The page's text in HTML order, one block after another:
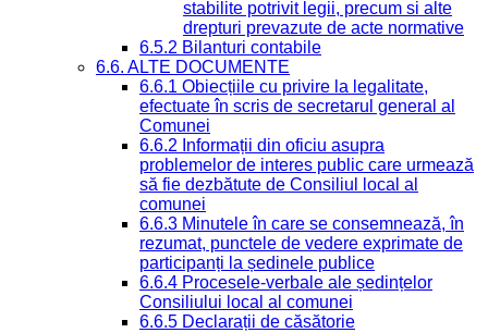
stabilite potrivit legii, precum si alte
drepturi prevazute de acte normative
6.5.2 Bilanturi contabile
6.6. ALTE DOCUMENTE
6.6.1 Obiecțiile cu privire la legalitate,
efectuate în scris de secretarul general al
Comunei
6.6.2 Informații din oficiu asupra
problemelor de interes public care urmează
să fie dezbătute de Consiliul local al
comunei
6.6.3 Minutele în care se consemnează, în
rezumat, punctele de vedere exprimate de
participanți la ședinele publice
6.6.4 Procesele-verbale ale ședințelor
Consiliului local al comunei
6.6.5 Declarații de căsătorie